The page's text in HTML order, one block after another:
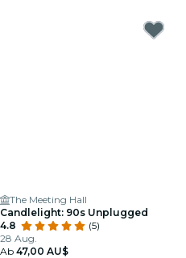
The Meeting Hall
Candlelight: 90s Unplugged
4.8
(5)
28 Aug.
Ab 47,00 AU$